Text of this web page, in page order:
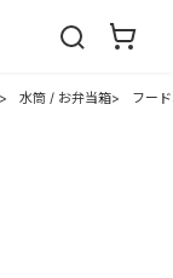
水筒 / お弁当箱 フー